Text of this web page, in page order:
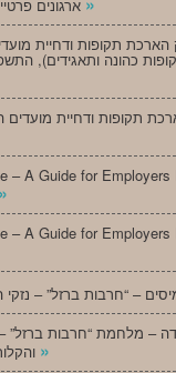
הארכת תקופות ודחיית
ותאגידים), התשפ”ד-2023 –
תקופות ודחיית
– A Guide for Employers
»
– A Guide for Employers
– מלחמת “חרבות ברזל”
»